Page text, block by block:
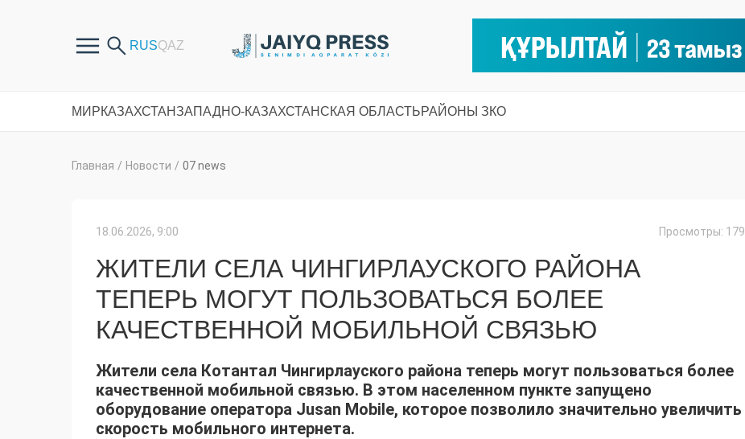
МИРКАЗАХСТАНЗАПАДНО-КАЗАХСТАНСКАЯ ОБЛАСТЬРАЙОНЫ ЗКО
Главная / Новости / 07 news
18.06.2026, 9:00 Просмотры: 179
ЖИТЕЛИ СЕЛА ЧИНГИРЛАУСКОГО РАЙОНА
ТЕПЕРЬ МОГУТ ПОЛЬЗОВАТЬСЯ БОЛЕЕ
КАЧЕСТВЕННОЙ МОБИЛЬНОЙ СВЯЗЬЮ
Жители села Котантал Чингирлауского района теперь могут пользоваться более
качественной мобильной связью. В этом населенном пункте запущено
оборудование оператора Jusan Mobile, которое позволило значительно увеличить
скорость мобильного интернета.